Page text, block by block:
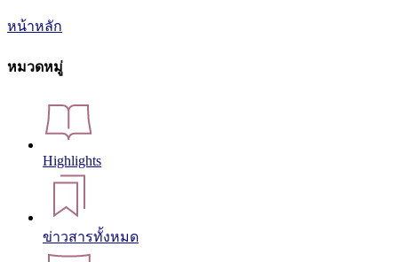
หน้าหลัก
หมวดหมู่
Highlights
ข่าวสารทั้งหมด